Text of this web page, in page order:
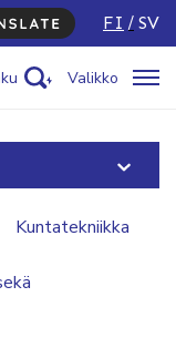
FI SV
Valikko
Kuntatekniikka